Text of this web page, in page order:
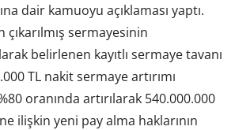
dair kamuoyu açıklaması yaptı.
çıkarılmış sermayesinin
belirlenen kayıtlı sermaye tavanı
TL nakit sermaye artırımı
oranında artırılarak 540.000.000
ilişkin yeni pay alma haklarının